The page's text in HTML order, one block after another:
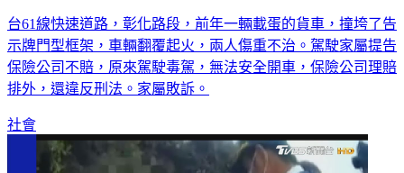
台61線快速道路，彰化路段，前年一輛載蛋的貨車，撞垮了告
示牌門型框架，車輛翻覆起火，兩人傷重不治。駕駛家屬提告
保險公司不賠，原來駕駛毒駕，無法安全開車，保險公司理賠
排外，還違反刑法。家屬敗訴。
社會